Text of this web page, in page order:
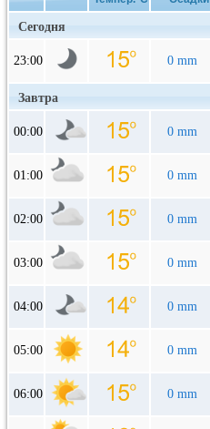
Сегодня
23:00 0 mm
Завтра
00:00 0 mm
01:00 0 mm
02:00 0 mm
03:00 0 mm
04:00 0 mm
05:00 0 mm
06:00 0 mm